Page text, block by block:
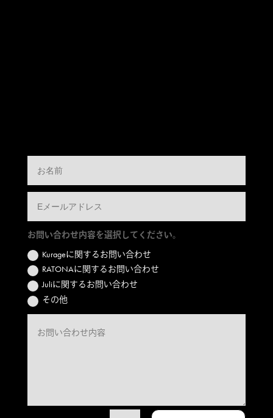
お問い合わせ内容を選択してください。
Kurageに関するお問い合わせ
RATONAに関するお問い合わせ
Juliに関するお問い合わせ
その他